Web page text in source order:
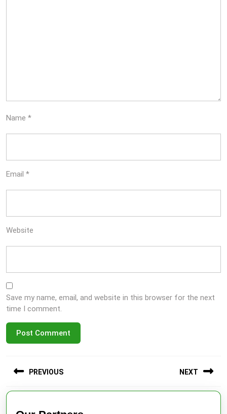
Name *
Email *
Website
Save my name, email, and website in this browser for the next
time I comment.
navigation
PREVIOUS
Previous
post:
NEXT